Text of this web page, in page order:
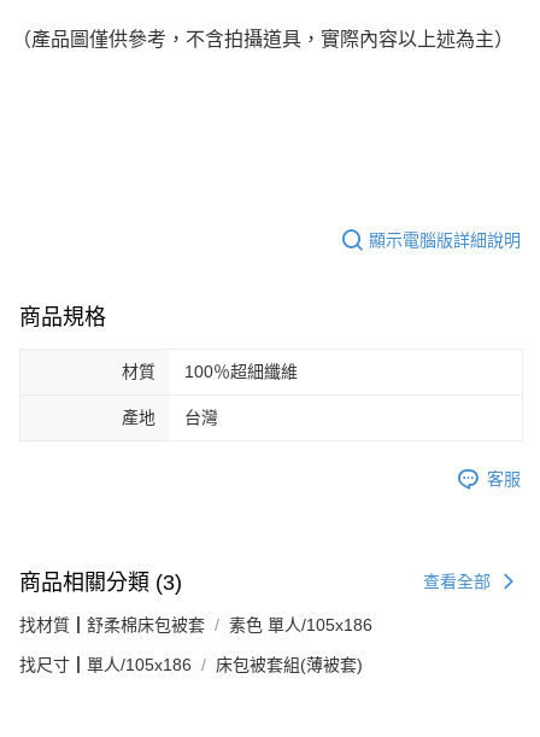
（產品圖僅供參考，不含拍攝道具，實際內容以上述為主）
顯示電腦版詳細說明
商品規格
材質 100％超細纖維
產地 台灣
客服
商品相關分類 (3) 查看全部
找材質┃舒柔棉床包被套 素色 單人/105x186
找尺寸┃單人/105x186 床包被套組(薄被套)